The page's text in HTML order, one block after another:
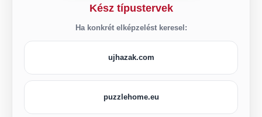
Kész típustervek
Ha konkrét elképzelést keresel:
ujhazak.com
puzzlehome.eu